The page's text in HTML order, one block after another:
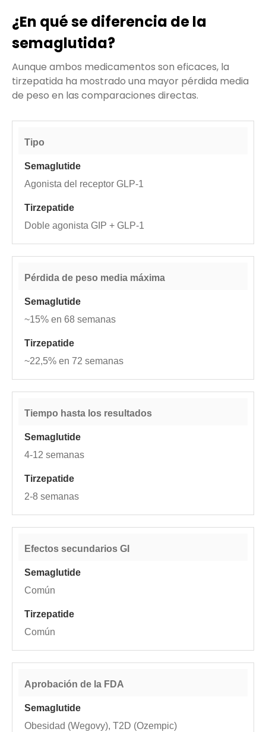
¿En qué se diferencia de la
semaglutida?
Aunque ambos medicamentos son eficaces, la
tirzepatida ha mostrado una mayor pérdida media
de peso en las comparaciones directas.
Tipo
Agonista del receptor GLP-1
Doble agonista GIP + GLP-1
Pérdida de peso media máxima
~15% en 68 semanas
~22,5% en 72 semanas
Tiempo hasta los resultados
4-12 semanas
2-8 semanas
Efectos secundarios GI
Común
Común
Aprobación de la FDA
Obesidad (Wegovy), T2D (Ozempic)